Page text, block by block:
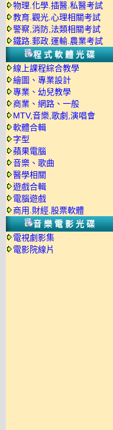
物理.化學.插醫.私醫考試
教育.觀光.心理相關考試
警察,消防,法類相關考試
鐵路.郵政.運輸.農業考試
程式軟體光碟
線上課程綜合教學
繪圖、專業設計
專業、幼兒教學
商業、網路、一般
MTV,音樂,歌劇,演唱會
軟體合輯
字型
蘋果電腦
音樂、歌曲
醫學相關
遊戲合輯
電腦遊戲
商用.財經.股票軟體
音樂電影光碟
電視劇影集
電影院線片